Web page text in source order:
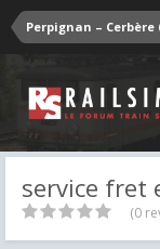
Perpignan –
service fret
(0